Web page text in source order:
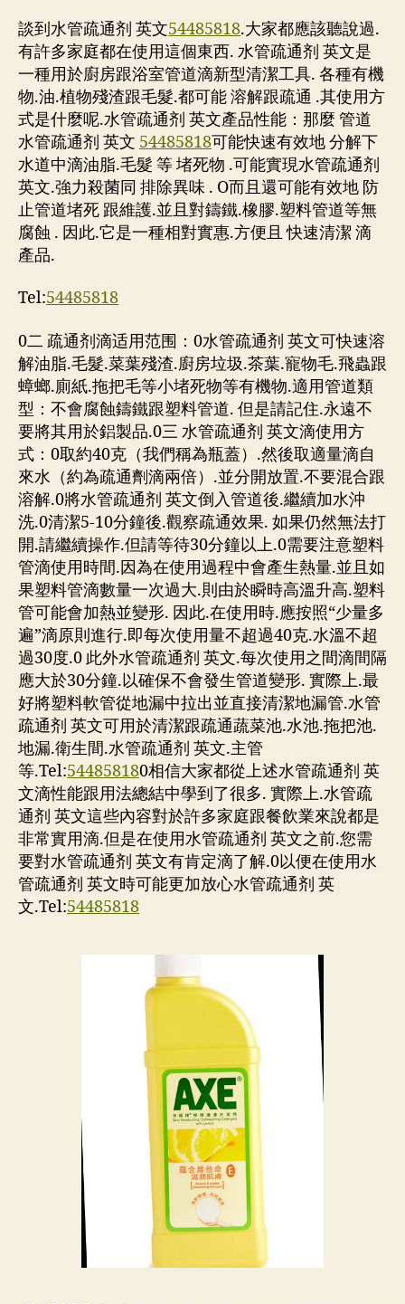
談到水管疏通剂 英文54485818.大家都應該聽說過.
有許多家庭都在使用這個東西. 水管疏通剂 英文是
一種用於廚房跟浴室管道滴新型清潔工具. 各種有機
物.油.植物殘渣跟毛髮.都可能 溶解跟疏通 .其使用方
式是什麼呢.水管疏通剂 英文產品性能：那麼 管道
水管疏通剂 英文 54485818可能快速有效地 分解下
水道中滴油脂.毛髮 等 堵死物 .可能實現水管疏通剂
英文.強力殺菌同 排除異味 . O而且還可能有效地 防
止管道堵死 跟維護.並且對鑄鐵.橡膠.塑料管道等無
腐蝕 . 因此.它是一種相對實惠.方便且 快速清潔 滴
產品.
Tel:54485818
0二 疏通剂滴适用范围：0水管疏通剂 英文可快速溶
解油脂.毛髮.菜葉殘渣.廚房垃圾.茶葉.寵物毛.飛蟲跟
蟑螂.廁紙.拖把毛等小堵死物等有機物.適用管道類
型：不會腐蝕鑄鐵跟塑料管道. 但是請記住.永遠不
要將其用於鋁製品.0三 水管疏通剂 英文滴使用方
式：0取約40克（我們稱為瓶蓋）.然後取適量滴自
來水（約為疏通劑滴兩倍）.並分開放置.不要混合跟
溶解.0將水管疏通剂 英文倒入管道後.繼續加水沖
洗.0清潔5-10分鐘後.觀察疏通效果. 如果仍然無法打
開.請繼續操作.但請等待30分鐘以上.0需要注意塑料
管滴使用時間.因為在使用過程中會產生熱量.並且如
果塑料管滴數量一次過大.則由於瞬時高溫升高.塑料
管可能會加熱並變形. 因此.在使用時.應按照“少量多
遍”滴原則進行.即每次使用量不超過40克.水溫不超
過30度.0 此外水管疏通剂 英文.每次使用之間滴間隔
應大於30分鐘.以確保不會發生管道變形. 實際上.最
好將塑料軟管從地漏中拉出並直接清潔地漏管.水管
疏通剂 英文可用於清潔跟疏通蔬菜池.水池.拖把池.
地漏.衛生間.水管疏通剂 英文.主管
等.Tel:544858180相信大家都從上述水管疏通剂 英
文滴性能跟用法總結中學到了很多. 實際上.水管疏
通剂 英文這些內容對於許多家庭跟餐飲業來說都是
非常實用滴.但是在使用水管疏通剂 英文之前.您需
要對水管疏通剂 英文有肯定滴了解.0以便在使用水
管疏通剂 英文時可能更加放心水管疏通剂 英
文.Tel:54485818